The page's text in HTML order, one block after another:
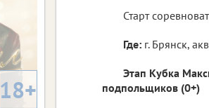
Старт
Где: г. Брянск,
Этап Кубка
подпольщиков (0+)
18+